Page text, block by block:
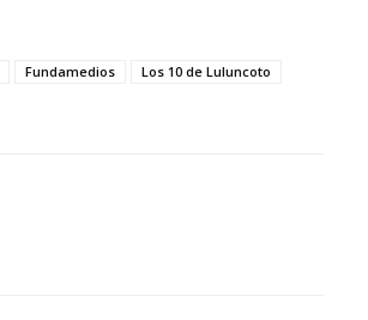
Fundamedios
Los 10 de Luluncoto